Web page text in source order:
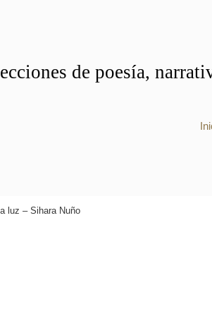
de poesía,
luz – Sihara Nuño